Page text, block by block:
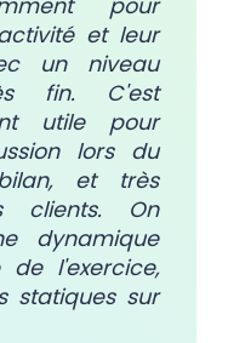
pour
et leur
un niveau
fin. C'est
utile pour
lors du
et très
clients. On
dynamique
de l'exercice,
statiques sur